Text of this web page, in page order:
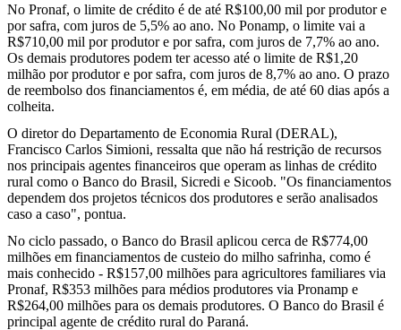
No Pronaf, o limite de crédito é de até R$100,00 mil por produtor e
por safra, com juros de 5,5% ao ano. No Ponamp, o limite vai a
R$710,00 mil por produtor e por safra, com juros de 7,7% ao ano.
Os demais produtores podem ter acesso até o limite de R$1,20
milhão por produtor e por safra, com juros de 8,7% ao ano. O prazo
de reembolso dos financiamentos é, em média, de até 60 dias após a
colheita.
O diretor do Departamento de Economia Rural (DERAL),
Francisco Carlos Simioni, ressalta que não há restrição de recursos
nos principais agentes financeiros que operam as linhas de crédito
rural como o Banco do Brasil, Sicredi e Sicoob. "Os financiamentos
dependem dos projetos técnicos dos produtores e serão analisados
caso a caso", pontua.
No ciclo passado, o Banco do Brasil aplicou cerca de R$774,00
milhões em financiamentos de custeio do milho safrinha, como é
mais conhecido - R$157,00 milhões para agricultores familiares via
Pronaf, R$353 milhões para médios produtores via Pronamp e
R$264,00 milhões para os demais produtores. O Banco do Brasil é
principal agente de crédito rural do Paraná.